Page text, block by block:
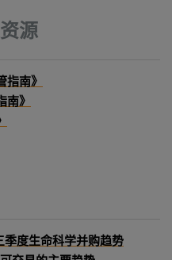
源
指南》
南》
度生命科学并购趋势